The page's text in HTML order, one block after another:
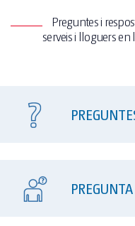
Preguntes i
serveis i lloguers en